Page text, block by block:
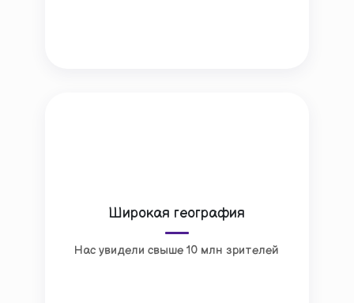
Широкая география
Нас увидели свыше 10 млн зрителей